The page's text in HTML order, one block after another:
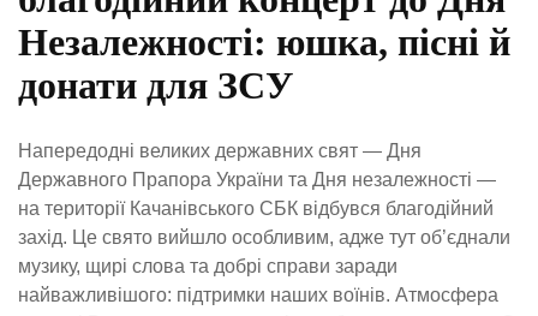
Незалежності: юшка, пісні й
донати для ЗСУ
Напередодні великих державних свят — Дня
Державного Прапора України та Дня незалежності —
на території Качанівського СБК відбувся благодійний
захід. Це свято вийшло особливим, адже тут об’єднали
музику, щирі слова та добрі справи заради
найважливішого: підтримки наших воїнів. Атмосфера